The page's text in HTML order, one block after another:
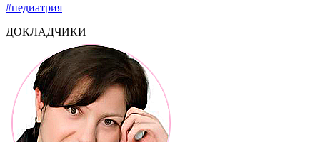
#педиатрия
ДОКЛАДЧИКИ